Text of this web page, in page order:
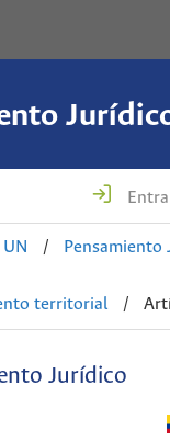
/
Pensamiento
territorial
/
Jurídico